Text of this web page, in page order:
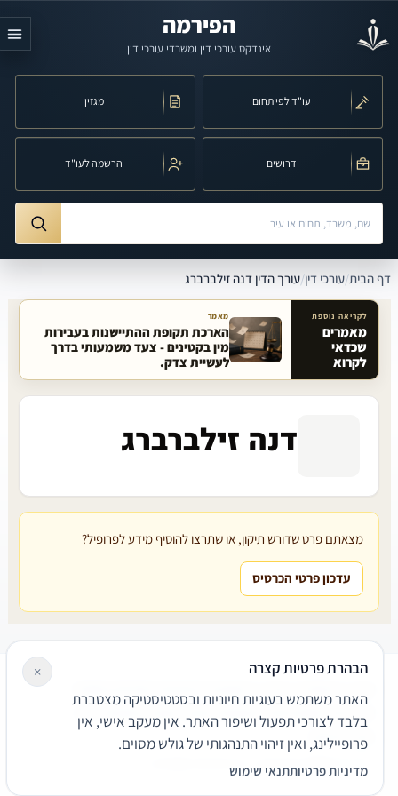
הפירמה
אינדקס עורכי דין ומשרדי עורכי דין
עו"ד לפי תחום מגזין
דרושים הרשמה לעו"ד
חיפוש לפי שם, משרד, תחום משפט או עיר
דף הבית/עורכי דין/עורך הדין דנה זילברברג
מאמרים קשורים באתר
לקריאה נוספת
מאמרים
שכדאי
לקרוא
מאמר
הארכת תקופת ההתיישנות בעבירות
מין בקטינים - צעד משמעותי בדרך
לעשיית צדק.
דנה זילברברג
מצאתם פרט שדורש תיקון, או שתרצו להוסיף מידע לפרופיל?
עדכון פרטי הכרטיס
שירותים משפטיים
דרושים צור קשר נגישותפרטיות
תנאי שימוש
© 2026 הפירמה. כל הזכויות שמורות.
הבהרת פרטיות קצרה
האתר משתמש בעוגיות חיוניות ובסטטיסטיקה מצטברת
בלבד לצורכי תפעול ושיפור האתר. אין מעקב אישי, אין
פרופיילינג, ואין זיהוי התנהגותי של גולש מסוים.
מדיניות פרטיותתנאי שימוש
×